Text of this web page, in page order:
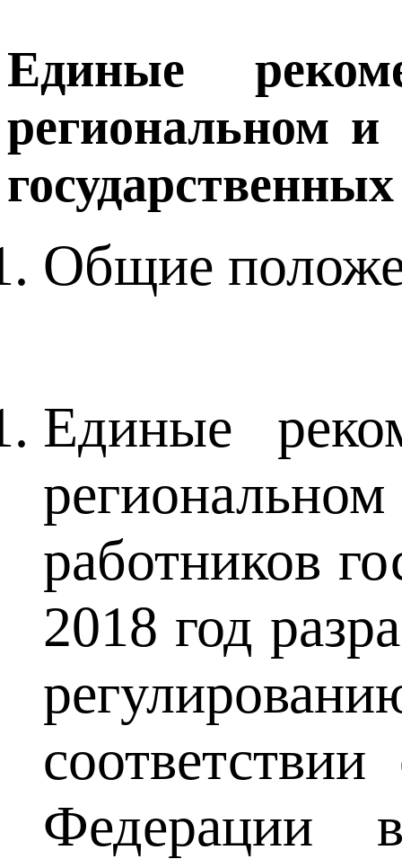
Единые
региональном и
Общие
Единые
работников
2018 год
Федерации